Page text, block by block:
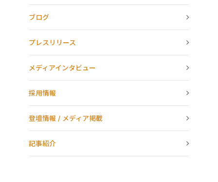
ブログ
プレスリリース
メディアインタビュー
採用情報
登壇情報 / メディア掲載
記事紹介